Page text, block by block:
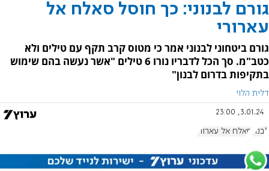
גורם לבנוני: כך חוסל סאלח אל
עארורי
גורם ביטחוני לבנוני אמר כי מטוס קרב תקף עם טילים ולא
כטב"מ. סך הכל לדבריו נורו 6 טילים "אשר נעשה בהם שימוש
בתקיפות בדרום לבנון"
דלית הלוי
3.01.24, 23:00
לבנון סאלח אל עארורי